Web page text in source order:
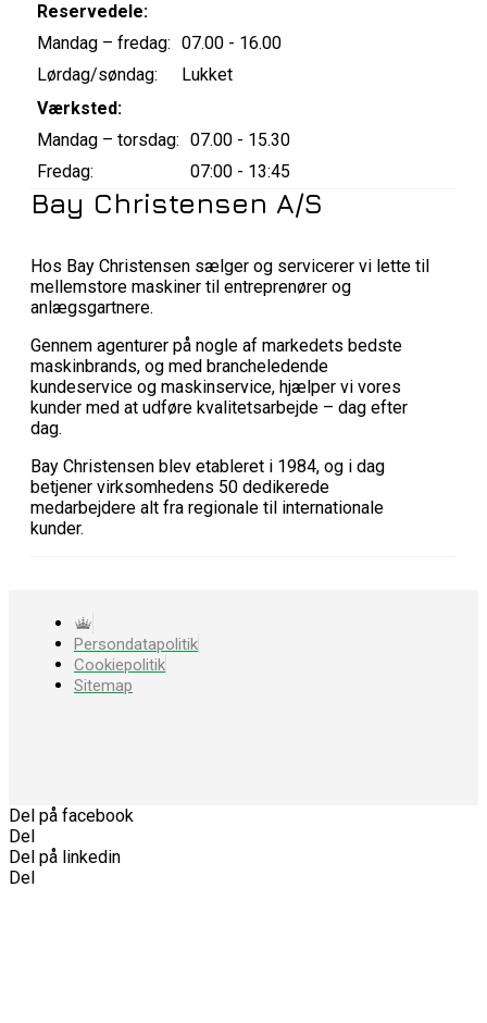
Reservedele:
Mandag – fredag: 07.00 - 16.00
Lørdag/søndag:
Lukket
Værksted:
Mandag – torsdag: 07.00 - 15.30
Fredag:
07:00 - 13:45
Bay Christensen A/S
Hos Bay Christensen sælger og servicerer vi lette til
mellemstore maskiner til entreprenører og
anlægsgartnere.
Gennem agenturer på nogle af markedets bedste
maskinbrands, og med brancheledende
kundeservice og maskinservice, hjælper vi vores
kunder med at udføre kvalitetsarbejde – dag efter
dag.
Bay Christensen blev etableret i 1984, og i dag
betjener virksomhedens 50 dedikerede
medarbejdere alt fra regionale til internationale
kunder.
Persondatapolitik
Cookiepolitik
Sitemap
Del på facebook
Del
Del på linkedin
Del